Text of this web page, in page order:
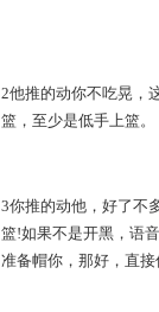
2他推的动你不吃晃，
篮，至少是低手上篮。
3你推的动他，好了不
篮!如果不是开黑，语
准备帽你，那好，直接